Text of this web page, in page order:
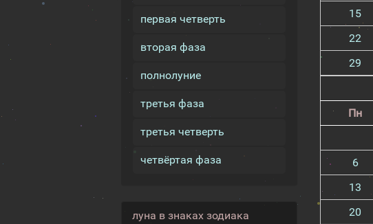
первая четверть
вторая фаза
полнолуние
третья фаза
третья четверть
четвёртая фаза
луна в знаках зодиака
15
22
29
Пн
6
13
20